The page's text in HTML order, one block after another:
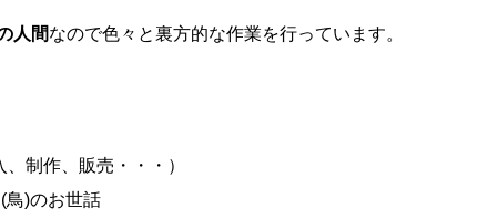
人間なので色々と裏方的な作業を行っています。
制作、販売・・・）
鳥)のお世話